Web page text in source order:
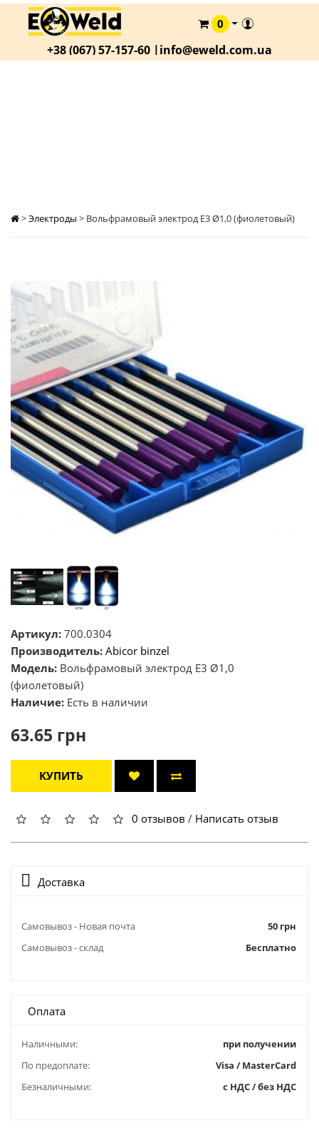
КАТАЛОГ
О
0
+38 (067) 57-157-60 |info@eweld.com.ua
>Электроды > Вольфрамовый электрод E3 Ø1,0 (фиолетовый)
Артикул: 700.0304
Производитель: Abicor binzel
Модель: Вольфрамовый электрод E3 Ø1,0
(фиолетовый)
Наличие: Есть в наличии
63.65 грн
КУПИТЬ
0 отзывов / Написать отзыв
Доставка
Самовывоз - Новая почта
50 грн
Самовывоз - склад
Бесплатно
Оплата
Наличными:
при получении
По предоплате:
Visa / MasterCard
Безналичными:
с НДС / без НДС